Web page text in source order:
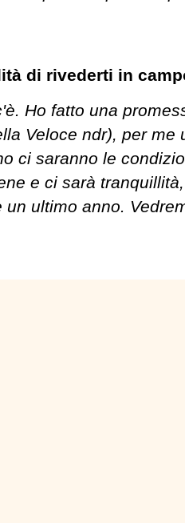
di rivederti in
Ho fatto una
Veloce ndr), per me
ci saranno le
e ci sarà
ultimo anno.